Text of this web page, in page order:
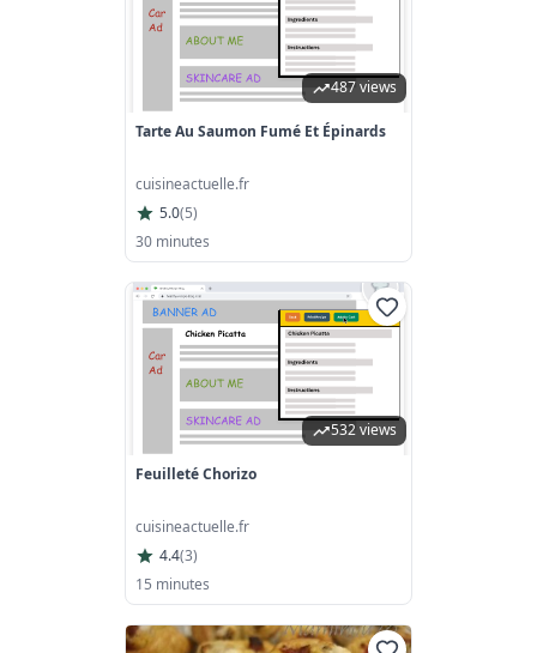
487 views
Tarte Au Saumon Fumé Et Épinards
cuisineactuelle.fr
5.0(5)
30 minutes
532 views
Feuilleté Chorizo
cuisineactuelle.fr
4.4(3)
15 minutes